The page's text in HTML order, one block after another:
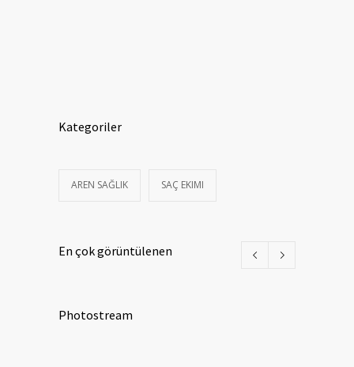
Kategoriler
AREN SAĞLIK SAÇ EKIMI
En çok görüntülenen
Photostream